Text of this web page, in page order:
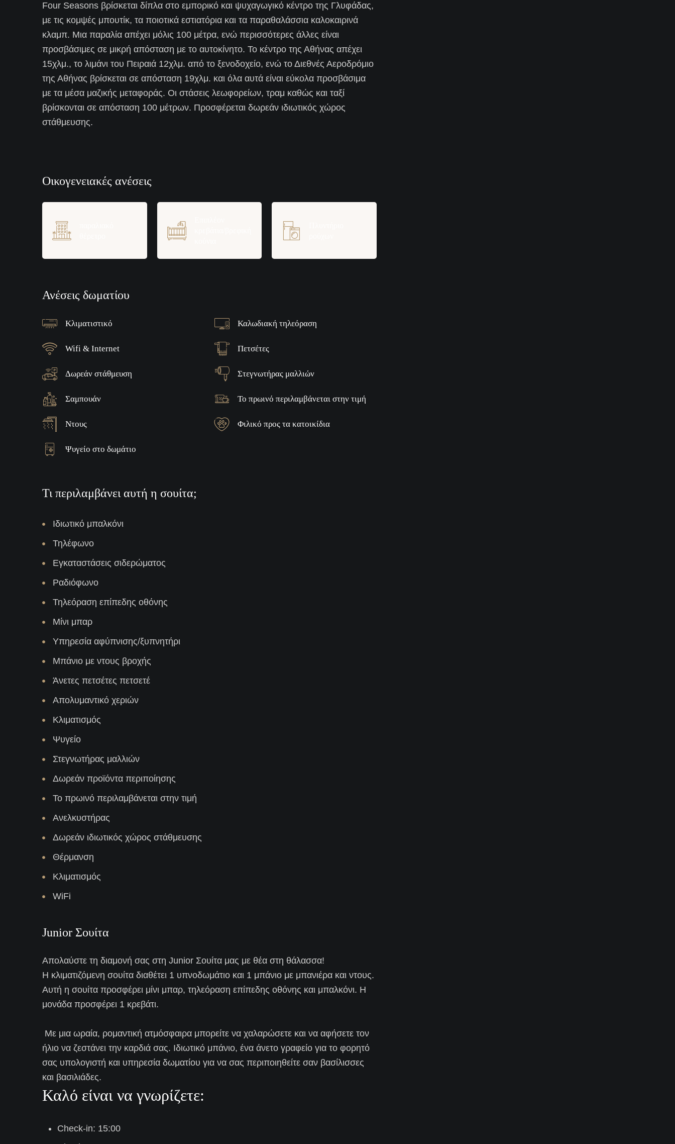
Four Seasons βρίσκεται δίπλα στο εμπορικό και ψυχαγωγικό κέντρο της Γλυφάδας,
με τις κομψές μπουτίκ, τα ποιοτικά εστιατόρια και τα παραθαλάσσια καλοκαιρινά
κλαμπ. Μια παραλία απέχει μόλις 100 μέτρα, ενώ περισσότερες άλλες είναι
προσβάσιμες σε μικρή απόσταση με το αυτοκίνητο. Το κέντρο της Αθήνας απέχει
15χλμ., το λιμάνι του Πειραιά 12χλμ. από το ξενοδοχείο, ενώ το Διεθνές Αεροδρόμιο
της Αθήνας βρίσκεται σε απόσταση 19χλμ. και όλα αυτά είναι εύκολα προσβάσιμα
με τα μέσα μαζικής μεταφοράς. Οι στάσεις λεωφορείων, τραμ καθώς και ταξί
βρίσκονται σε απόσταση 100 μέτρων. Προσφέρεται δωρεάν ιδιωτικός χώρος
στάθμευσης.
Οικογενειακές ανέσεις
Ανέσεις δωματίου
Κλιματιστικό Καλωδιακή τηλεόραση
Wifi & Internet Πετσέτες
Δωρεάν στάθμευση Στεγνωτήρας μαλλιών
Σαμπουάν Το πρωινό περιλαμβάνεται στην τιμή
Ντους Φιλικό προς τα κατοικίδια
Ψυγείο στο δωμάτιο
Τι περιλαμβάνει αυτή η σουίτα;
Ιδιωτικό μπαλκόνι
Τηλέφωνο
Εγκαταστάσεις σιδερώματος
Ραδιόφωνο
Τηλεόραση επίπεδης οθόνης
Μίνι μπαρ
Υπηρεσία αφύπνισης/ξυπνητήρι
Μπάνιο με ντους βροχής
Άνετες πετσέτες πετσετέ
Απολυμαντικό χεριών
Κλιματισμός
Ψυγείο
Στεγνωτήρας μαλλιών
Δωρεάν προϊόντα περιποίησης
Το πρωινό περιλαμβάνεται στην τιμή
Ανελκυστήρας
Δωρεάν ιδιωτικός χώρος στάθμευσης
Θέρμανση
Κλιματισμός
WiFi
Junior Σουίτα
Απολαύστε τη διαμονή σας στη Junior Σουίτα μας με θέα στη θάλασσα!
Η κλιματιζόμενη σουίτα διαθέτει 1 υπνοδωμάτιο και 1 μπάνιο με μπανιέρα και ντους.
Αυτή η σουίτα προσφέρει μίνι μπαρ, τηλεόραση επίπεδης οθόνης και μπαλκόνι. Η
μονάδα προσφέρει 1 κρεβάτι.
Με μια ωραία, ρομαντική ατμόσφαιρα μπορείτε να χαλαρώσετε και να αφήσετε τον
ήλιο να ζεστάνει την καρδιά σας. Ιδιωτικό μπάνιο, ένα άνετο γραφείο για το φορητό
σας υπολογιστή και υπηρεσία δωματίου για να σας περιποιηθείτε σαν βασίλισσες
και βασιλιάδες.
Καλό είναι να γνωρίζετε:
Check-in: 15:00